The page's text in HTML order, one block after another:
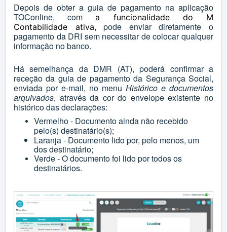
Depois de obter a guia de pagamento na aplicação
TOConline, coma funcionalidade do M
Contabilidade ativa,pode enviar diretamente o
pagamento da DRI sem necessitar de colocar qualquer
informação no banco.
Há semelhança da DMR (AT), poderá confirmar a
receção da guia de pagamento da Segurança Social,
enviada por e-mail, no menu Histórico e documentos
arquivados, através da cor do envelope existente no
histórico das declarações:
Vermelho - Documento ainda não recebido
pelo(s) destinatário(s);
Laranja - Documento lido por, pelo menos, um
dos destinatário;
Verde - O documento foi lido por todos os
destinatários.